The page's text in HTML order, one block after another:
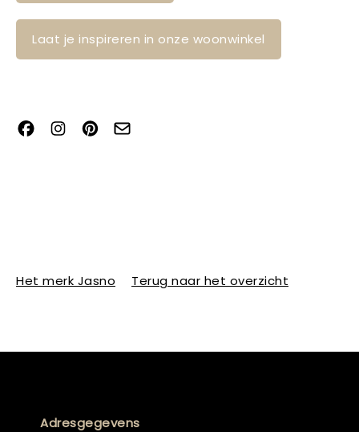
Laat je inspireren in onze woonwinkel
Het merk Jasno Terug naar het overzicht
Adresgegevens